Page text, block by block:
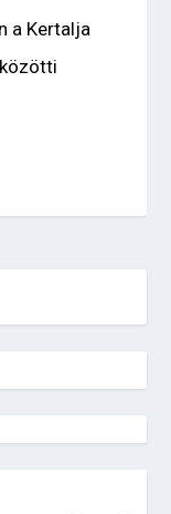
a Kertalja
Vörösmarty Rádió